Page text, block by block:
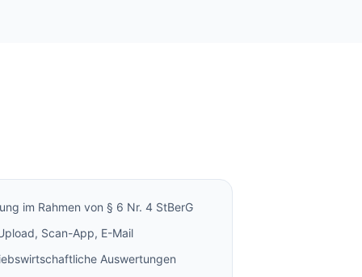
im Rahmen von § 6 Nr. 4 StBerG
Scan-App, E-Mail
Auswertungen